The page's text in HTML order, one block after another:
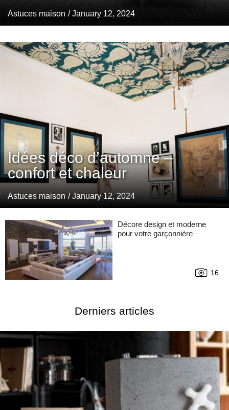
Astuces maison / January 12, 2024
Idées déco d’automne –
confort et chaleur
Astuces maison / January 12, 2024
Décore design et moderne
pour votre garçonnière
16
Derniers articles